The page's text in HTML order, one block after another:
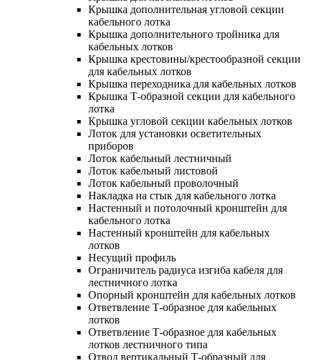
Крышка дополнительная угловой секции
кабельного лотка
Крышка дополнительного тройника для
кабельных лотков
Крышка крестовины/крестообразной секции
для кабельных лотков
Крышка переходника для кабельных лотков
Крышка Т-образной секции для кабельного
лотка
Крышка угловой секции кабельных лотков
Лоток для установки осветительных
приборов
Лоток кабельный лестничный
Лоток кабельный листовой
Лоток кабельный проволочный
Накладка на стык для кабельного лотка
Настенный и потолочный кронштейн для
кабельного лотка
Настенный кронштейн для кабельных
лотков
Несущий профиль
Ограничитель радиуса изгиба кабеля для
лестничного лотка
Опорный кронштейн для кабельных лотков
Ответвление Т-образное для кабельных
лотков
Ответвление Т-образное для кабельных
лотков лестничного типа
Отвод вертикальный Т-образный для